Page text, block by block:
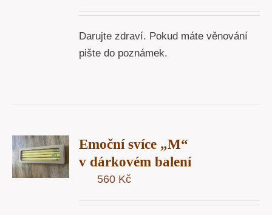
až
Darujte zdraví. Pokud máte věnování
pište do poznámek.
Emoční svíce „M“
v dárkovém balení
560 Kč